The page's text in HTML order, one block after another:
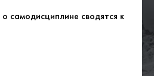
самодисциплине сводятся к